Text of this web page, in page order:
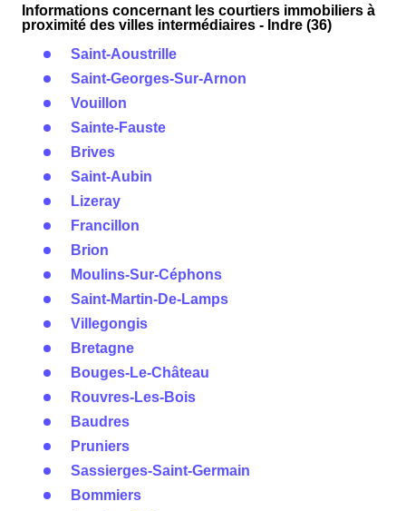
Informations concernant les courtiers immobiliers à
proximité des villes intermédiaires - Indre (36)
Saint-Aoustrille
Saint-Georges-Sur-Arnon
Vouillon
Sainte-Fauste
Brives
Saint-Aubin
Lizeray
Francillon
Brion
Moulins-Sur-Céphons
Saint-Martin-De-Lamps
Villegongis
Bretagne
Bouges-Le-Château
Rouvres-Les-Bois
Baudres
Pruniers
Sassierges-Saint-Germain
Bommiers